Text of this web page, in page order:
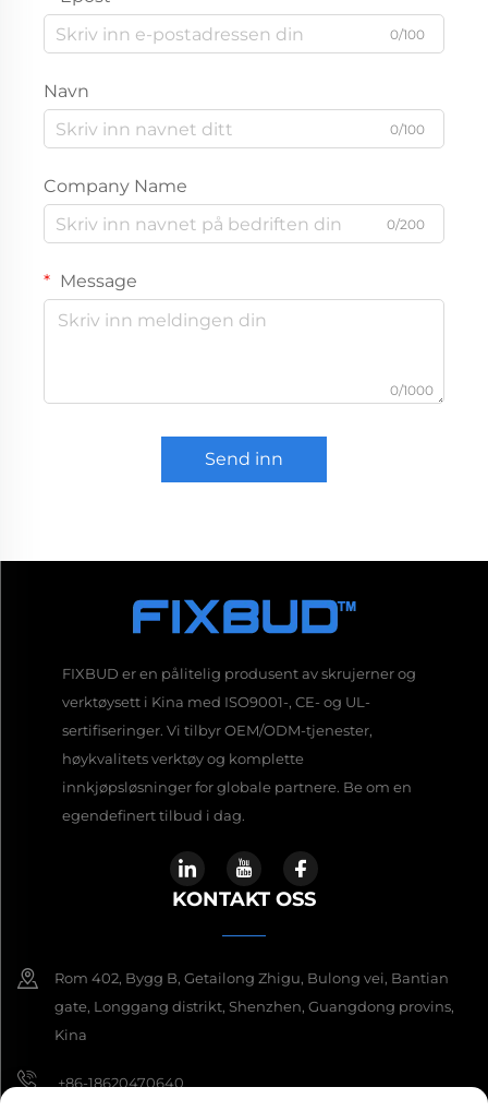
0/100
Navn
0/100
Company Name
0/200
Message
0/1000
Send inn
FIXBUD er en pålitelig produsent av skrujerner og
verktøysett i Kina med ISO9001-, CE- og UL-
sertifiseringer. Vi tilbyr OEM/ODM-tjenester,
høykvalitets verktøy og komplette
innkjøpsløsninger for globale partnere. Be om en
egendefinert tilbud i dag.
KONTAKT OSS
Rom 402, Bygg B, Getailong Zhigu, Bulong vei, Bantian
gate, Longgang distrikt, Shenzhen, Guangdong provins,
Kina
+86-18620470640